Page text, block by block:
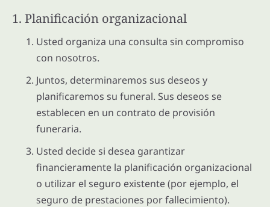
1. Planificación organizacional
Usted organiza una consulta sin compromiso
con nosotros.
Juntos, determinaremos sus deseos y
planificaremos su funeral. Sus deseos se
establecen en un contrato de provisión
funeraria.
Usted decide si desea garantizar
financieramente la planificación organizacional
o utilizar el seguro existente (por ejemplo, el
seguro de prestaciones por fallecimiento).